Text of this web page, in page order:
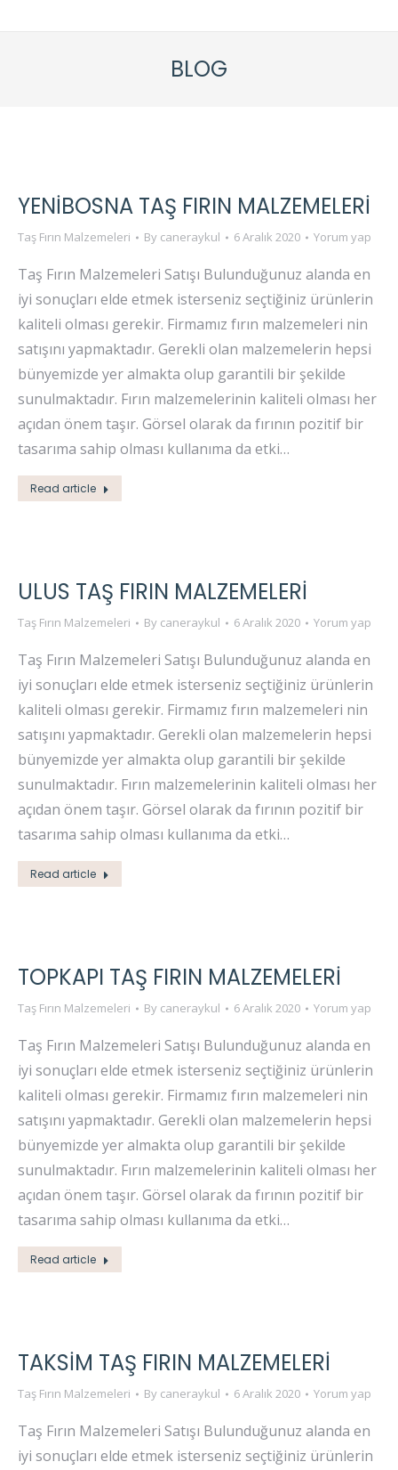
BLOG
YENIBOSNA TAŞ FIRIN MALZEMELERI
Taş Fırın Malzemeleri By caneraykul 6 Aralık 2020 Yorum yap
Taş Fırın Malzemeleri Satışı Bulunduğunuz alanda en
iyi sonuçları elde etmek isterseniz seçtiğiniz ürünlerin
kaliteli olması gerekir. Firmamız fırın malzemeleri nin
satışını yapmaktadır. Gerekli olan malzemelerin hepsi
bünyemizde yer almakta olup garantili bir şekilde
sunulmaktadır. Fırın malzemelerinin kaliteli olması her
açıdan önem taşır. Görsel olarak da fırının pozitif bir
tasarıma sahip olması kullanıma da etki…
Read article
ULUS TAŞ FIRIN MALZEMELERI
Taş Fırın Malzemeleri By caneraykul 6 Aralık 2020 Yorum yap
Taş Fırın Malzemeleri Satışı Bulunduğunuz alanda en
iyi sonuçları elde etmek isterseniz seçtiğiniz ürünlerin
kaliteli olması gerekir. Firmamız fırın malzemeleri nin
satışını yapmaktadır. Gerekli olan malzemelerin hepsi
bünyemizde yer almakta olup garantili bir şekilde
sunulmaktadır. Fırın malzemelerinin kaliteli olması her
açıdan önem taşır. Görsel olarak da fırının pozitif bir
tasarıma sahip olması kullanıma da etki…
Read article
TOPKAPI TAŞ FIRIN MALZEMELERI
Taş Fırın Malzemeleri By caneraykul 6 Aralık 2020 Yorum yap
Taş Fırın Malzemeleri Satışı Bulunduğunuz alanda en
iyi sonuçları elde etmek isterseniz seçtiğiniz ürünlerin
kaliteli olması gerekir. Firmamız fırın malzemeleri nin
satışını yapmaktadır. Gerekli olan malzemelerin hepsi
bünyemizde yer almakta olup garantili bir şekilde
sunulmaktadır. Fırın malzemelerinin kaliteli olması her
açıdan önem taşır. Görsel olarak da fırının pozitif bir
tasarıma sahip olması kullanıma da etki…
Read article
TAKSIM TAŞ FIRIN MALZEMELERI
Taş Fırın Malzemeleri By caneraykul 6 Aralık 2020 Yorum yap
Taş Fırın Malzemeleri Satışı Bulunduğunuz alanda en
iyi sonuçları elde etmek isterseniz seçtiğiniz ürünlerin